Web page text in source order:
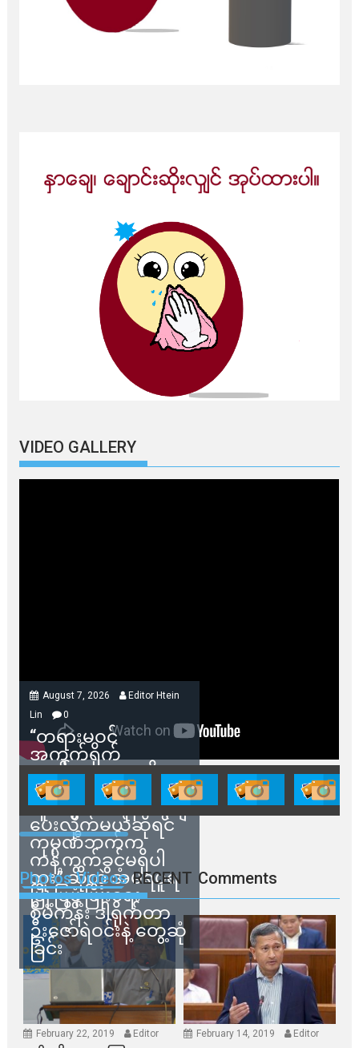
VIDEO GALLERY
August 7, 2026
Editor Htein
Lin
0
“တရားမဝင်
အကွက်ရိုက်
ရောင်းချမှုတွေကို
သက်ဆိုင်ရာတာဝန်ရှိ
သူတွေက ဂရန်တွေချ
ပေးလိုက်မယ်ဆိုရင်
ကုမ္ပဏီဘက်က
ကန့်ကွက်ခွင့်မရှိပါ
ဘူး” ဆိုတဲ့ အမရပူရ
မြို့ပြဖွံ့ဖြိုးရေး
စီမံကိန်း ဒါရိုက်တာ
ဦးဇော်ရဲဝင်းနဲ့ တွေ့ဆုံ
ခြင်း
Photos Videos RECENT Comments
February 22, 2019 Editor February 14, 2019
Editor